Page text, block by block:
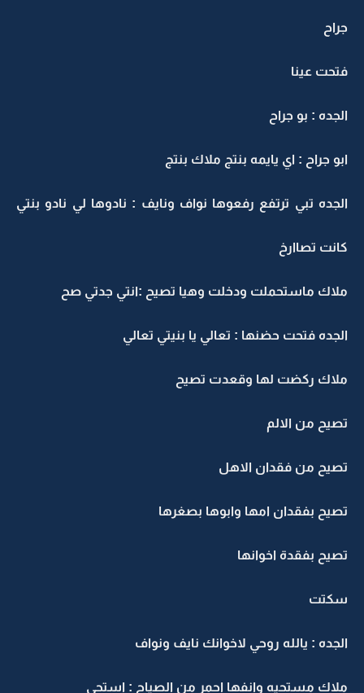
جراح
فتحت عينا
الجده : بو جراح
ابو جراح : اي يايمه بنتج ملاك بنتج
الجده تبي ترتفع رفعوها نواف ونايف : نادوها لي نادو بنتي
كانت تصاارخ
ملاك ماستحملت ودخلت وهيا تصيح :انتي جدتي صح
الجده فتحت حضنها : تعالي يا بنيتي تعالي
ملاك ركضت لها وقعدت تصيح
تصيح من الالم
تصيح من فقدان الاهل
تصيح بفقدان امها وابوها بصغرها
تصيح بفقدة اخوانها
سكتت
الجده : يالله روحي لاخوانك نايف ونواف
ملاك مستحيه وانفها احمر من الصياح : استحي